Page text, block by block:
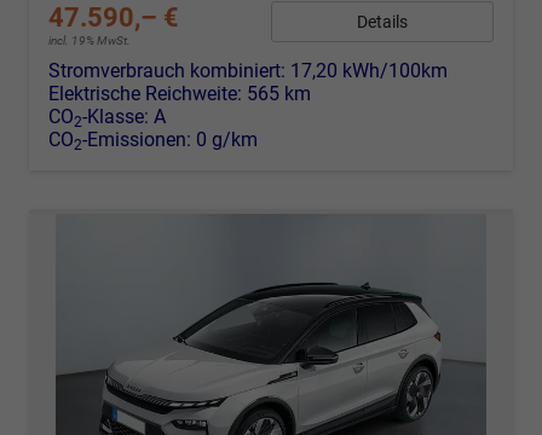
47.590,– €
incl. 19% MwSt.
Details
Stromverbrauch kombiniert: 17,20 kWh/100km
Elektrische Reichweite: 565 km
CO2-Klasse: A
CO2-Emissionen: 0 g/km